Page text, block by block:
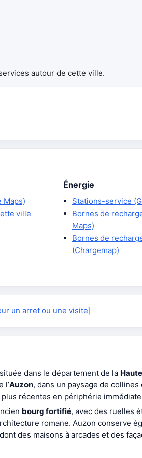
autour de cette ville.
Maps)
ville
Énergie
Stations-service
Bornes de
Maps)
Bornes de
(Chargemap)
un arret ou une visite]
dans le département de la
l’Auzon, dans un paysage de
récentes en périphérie
bourg fortifié, avec des ruelles
romane. Auzon conserve
des maisons à arcades et des